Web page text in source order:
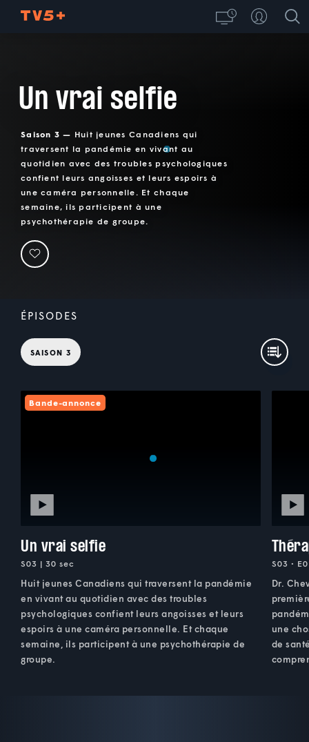
Un vrai selfie
Saison 3 — Huit jeunes Canadiens qui
traversent la pandémie en vivant au
quotidien avec des troubles psychologiques
confient leurs angoisses et leurs espoirs à
une caméra personnelle. Et chaque
semaine, ils participent à une
psychothérapie de groupe.
ÉPISODES
SAISON 3
Bande-annonce
Un vrai selfie
S03 | 30 sec
Huit jeunes Canadiens qui traversent la pandémie
en vivant au quotidien avec des troubles
psychologiques confient leurs angoisses et leurs
espoirs à une caméra personnelle. Et chaque
semaine, ils participent à une psychothérapie de
groupe.
S03 •
Dr.
une
de